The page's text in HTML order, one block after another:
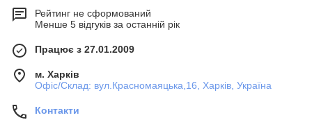
Рейтинг не сформований
Менше 5 відгуків за останній рік
Працює з 27.01.2009
м. Харків
Офіс/Склад: вул.Красномаяцька,16, Харків, Україна
Контакти